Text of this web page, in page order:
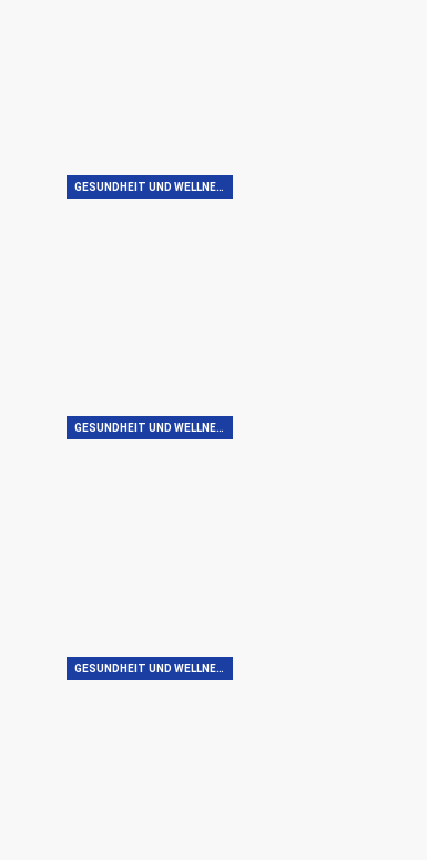
GESUNDHEIT UND WELLNESS
GESUNDHEIT UND WELLNESS
GESUNDHEIT UND WELLNESS